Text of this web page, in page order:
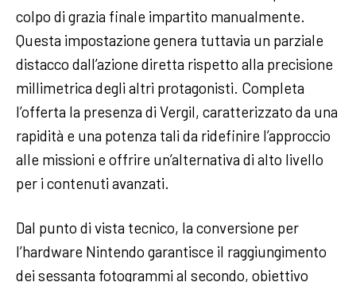
colpo di grazia finale impartito manualmente.
Questa impostazione genera tuttavia un parziale
distacco dall’azione diretta rispetto alla precisione
millimetrica degli altri protagonisti. Completa
l’offerta la presenza di Vergil, caratterizzato da una
rapidità e una potenza tali da ridefinire l’approccio
alle missioni e offrire un’alternativa di alto livello
per i contenuti avanzati.
Dal punto di vista tecnico, la conversione per
l’hardware Nintendo garantisce il raggiungimento
dei sessanta fotogrammi al secondo, obiettivo